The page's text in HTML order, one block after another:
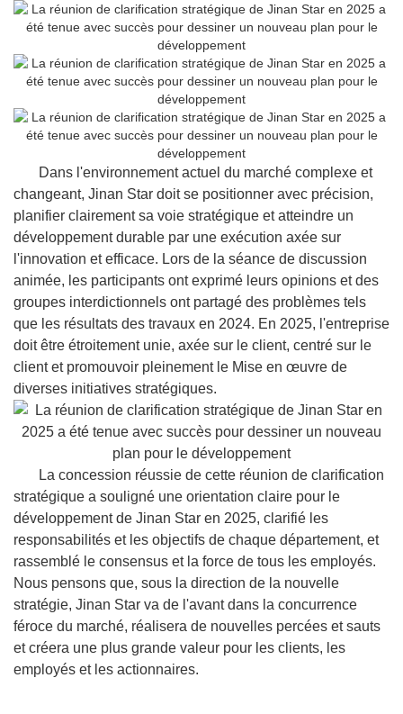
Dans l'environnement actuel du marché complexe et
changeant, Jinan Star doit se positionner avec précision,
planifier clairement sa voie stratégique et atteindre un
développement durable par une exécution axée sur
l'innovation et efficace. Lors de la séance de discussion
animée, les participants ont exprimé leurs opinions et des
groupes interdictionnels ont partagé des problèmes tels
que les résultats des travaux en 2024. En 2025, l'entreprise
doit être étroitement unie, axée sur le client, centré sur le
client et promouvoir pleinement le Mise en œuvre de
diverses initiatives stratégiques.
La concession réussie de cette réunion de clarification
stratégique a souligné une orientation claire pour le
développement de Jinan Star en 2025, clarifié les
responsabilités et les objectifs de chaque département, et
rassemblé le consensus et la force de tous les employés.
Nous pensons que, sous la direction de la nouvelle
stratégie, Jinan Star va de l'avant dans la concurrence
féroce du marché, réalisera de nouvelles percées et sauts
et créera une plus grande valeur pour les clients, les
employés et les actionnaires.